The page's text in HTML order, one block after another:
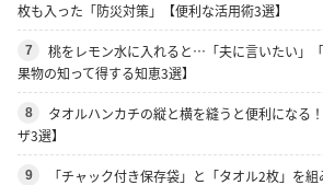
枚も入った「防災対策」【便利な活用術3選】
7
桃をレモン水に入れると…「夫に言いたい」
果物の知って得する知恵3選】
8
タオルハンカチの縦と横を縫うと便利になる
ザ3選】
9
「チャック付き保存袋」と「タオル2枚」を